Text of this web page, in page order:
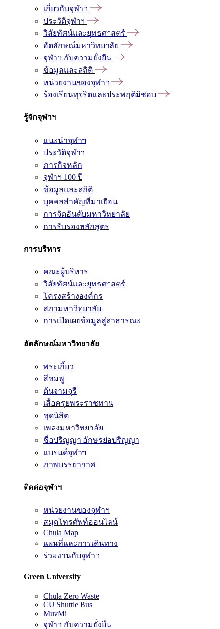
เกี่ยวกับจุฬาฯ
ประวัติจุฬาฯ
วิสัยทัศน์และยุทธศาสตร์
อัตลักษณ์มหาวิทยาลัย
จุฬาฯ กับความยั่งยืน
ข้อมูลและสถิติ
หน่วยงานของจุฬาฯ
ร้องเรียนทุจริตและประพฤติมิชอบ
รู้จักจุฬาฯ
แนะนำจุฬาฯ
ประวัติจุฬาฯ
ภารกิจหลัก
จุฬาฯ 100 ปี
ข้อมูลและสถิติ
บุคคลสำคัญที่มาเยือน
การจัดอันดับมหาวิทยาลัย
การรับรองหลักสูตร
การบริหาร
คณะผู้บริหาร
วิสัยทัศน์และยุทธศาสตร์
โครงสร้างองค์กร
สภามหาวิทยาลัย
การเปิดเผยข้อมูลสู่สาธารณะ
อัตลักษณ์มหาวิทยาลัย
พระเกี้ยว
สีชมพู
ต้นจามจุรี
เสื้อครุยพระราชทาน
ชุดนิสิต
เพลงมหาวิทยาลัย
ชื่อปริญญา อักษรย่อปริญญา
แบรนด์จุฬาฯ
ภาพบรรยากาศ
ติดต่อจุฬาฯ
หน่วยงานของจุฬาฯ
สมุดโทรศัพท์ออนไลน์
Chula Map
แผนที่และการเดินทาง
ร่วมงานกับจุฬาฯ
Green University
Chula Zero Waste
CU Shuttle Bus
MuvMi
จุฬาฯ กับความยั่งยืน